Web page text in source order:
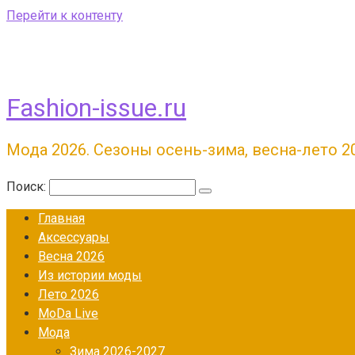
Перейти к контенту
Fashion-issue.ru
Мода 2026. Сезоны осень-зима, весна-лето
Поиск:
Главная
Аксессуары
Весна 2026
Из истории моды
Лето 2026
МоDа Live
Мода
Зима 2026-2027